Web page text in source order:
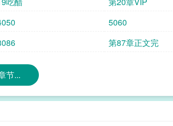
5060
第87章正文完
节...